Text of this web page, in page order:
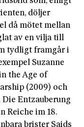
döljer
då mötet mellan
av en vilja till
tydligt framgår i
Suzanne
the Age of
(2009) och
Entzauberung
Reiche im 18.
brister Saids